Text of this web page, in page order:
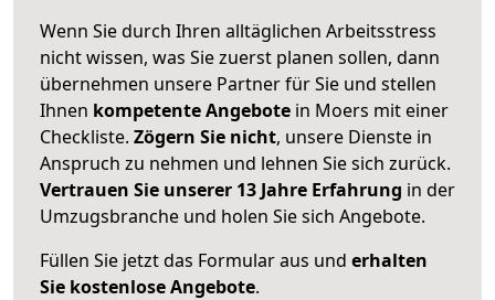
Wenn Sie durch Ihren alltäglichen Arbeitsstress
nicht wissen, was Sie zuerst planen sollen, dann
übernehmen unsere Partner für Sie und stellen
Ihnen kompetente Angebote in Moers mit einer
Checkliste. Zögern Sie nicht, unsere Dienste in
Anspruch zu nehmen und lehnen Sie sich zurück.
Vertrauen Sie unserer 13 Jahre Erfahrung in der
Umzugsbranche und holen Sie sich Angebote.
Füllen Sie jetzt das Formular aus und erhalten
Sie kostenlose Angebote.